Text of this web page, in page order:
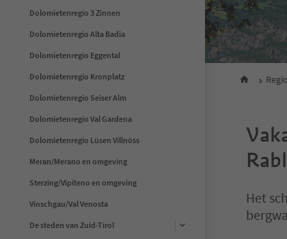
Dolomietenregio 3 Zinnen
Dolomietenregio Alta Badia
Dolomietenregio Eggental
Dolomietenregio Kronplatz
Dolomietenregio Seiser Alm
Dolomietenregio Val Gardena
Dolomietenregio Lüsen Villnöss
Meran/Merano en omgeving
Sterzing/Vipiteno en omgeving
Vinschgau/Val Venosta
De steden van Zuid-Tirol
Het